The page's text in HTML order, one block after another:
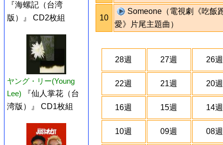
『海螺記（台湾
版）』 CD2枚組
ヤング・リー(Young
Lee)
『仙人掌花（台
湾版）』 CD1枚組
10
Someone（電視劇《吃飯
愛》片尾主題曲）
28週 27週 26週
22週 21週 20週
16週 15週 14週
10週 09週 08週